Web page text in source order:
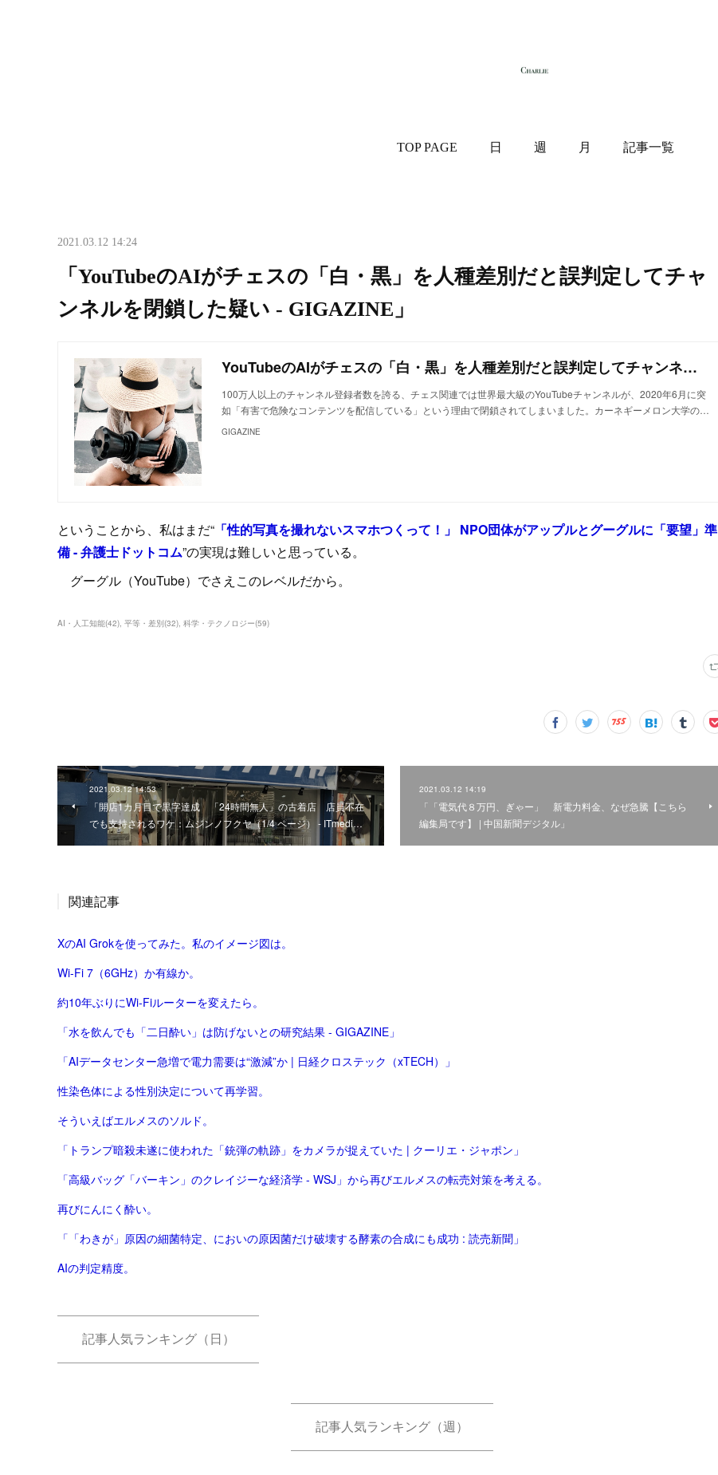
TOP PAGE 日 週 月 記事一覧
2021.03.12 14:24
「YouTubeのAIがチェスの「白・黒」を人種差別だと誤判定してチャ
ンネルを閉鎖した疑い - GIGAZINE」
YouTubeのAIがチェスの「白・黒」を人種差別だと誤判定してチャンネルを閉鎖した疑い
100万人以上のチャンネル登録者数を誇る、チェス関連では世界最大級のYouTubeチャンネルが、2020年6月に突
如「有害で危険なコンテンツを配信している」という理由で閉鎖されてしまいました。カーネギーメロン大学の…
GIGAZINE
ということから、私はまだ“ 「性的写真を撮れないスマホつくって！」 NPO団体がアップルとグーグルに「要望」準
備 - 弁護士ドットコム”の実現は難しいと思っている。
グーグル（YouTube）でさえこのレベルだから。
AI・人工知能(42) 平等・差別(32) 科学・テクノロジー(59)
2021.03.12 14:53
「開店1カ月目で黒字達成 「24時間無人」の古着店 店員不在
でも支持されるワケ：ムジンノフクヤ（1/4 ページ） - ITmedi…
2021.03.12 14:19
「「電気代８万円、ぎゃー」 新電力料金、なぜ急騰【こちら
編集局です】 | 中国新聞デジタル」
関連記事
XのAI Grokを使ってみた。私のイメージ図は。
Wi-Fi 7（6GHz）か有線か。
約10年ぶりにWi-Fiルーターを変えたら。
「水を飲んでも「二日酔い」は防げないとの研究結果 - GIGAZINE」
「AIデータセンター急増で電力需要は“激減”か | 日経クロステック（xTECH）」
性染色体による性別決定について再学習。
そういえばエルメスのソルド。
「トランプ暗殺未遂に使われた「銃弾の軌跡」をカメラが捉えていた | クーリエ・ジャポン」
「高級バッグ「バーキン」のクレイジーな経済学 - WSJ」から再びエルメスの転売対策を考える。
再びにんにく酔い。
「「わきが」原因の細菌特定、においの原因菌だけ破壊する酵素の合成にも成功 : 読売新聞」
AIの判定精度。
記事人気ランキング（日）
記事人気ランキング（週）